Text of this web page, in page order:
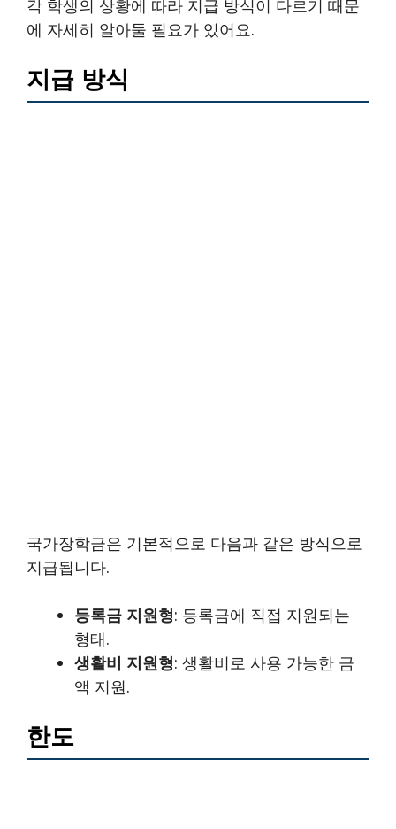
각 학생의 상황에 따라 지급 방식이 다르기 때문
에 자세히 알아둘 필요가 있어요.
지급 방식
국가장학금은 기본적으로 다음과 같은 방식으로
지급됩니다.
등록금 지원형: 등록금에 직접 지원되는
형태.
생활비 지원형: 생활비로 사용 가능한 금
액 지원.
한도